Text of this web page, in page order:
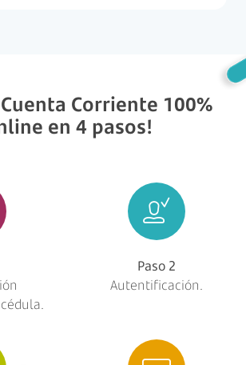
Corriente 100%
en 4 pasos!
Paso 2
Autentificación.